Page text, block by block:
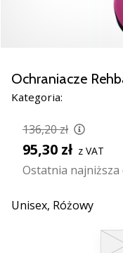
wszystkie
artykuły
Ochraniacze
Kategoria:
136,20 zł
95,30 zł z VAT
Ostatnia najniższa
Unisex, Różowy